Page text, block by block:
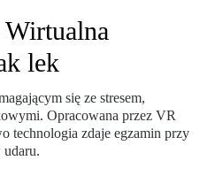
lek
się ze stresem,
Opracowana przez VR
technologia zdaje egzamin przy
udaru.